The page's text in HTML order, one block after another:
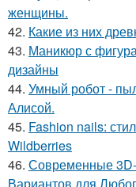
женщины.
42. Какие из них
43. Маникюр с
дизайны
44. Умный робот -
Алисой.
45. Fashion nails:
Wildberries
46. Современные